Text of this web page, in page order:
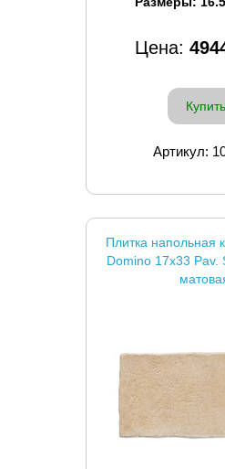
Цена:
Купить
Артикул:
Плитка напольная
Domino 17x33 Pav.